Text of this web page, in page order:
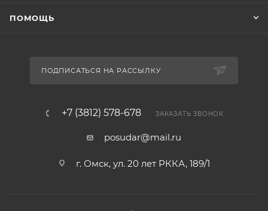
ПОМОЩЬ
ПОДПИСАТЬСЯ НА РАССЫЛКУ
+7 (3812) 578-678 ЗАКАЗАТЬ ЗВОНОК
posudar@mail.ru
г. Омск, ул. 20 лет РККА, 189/1